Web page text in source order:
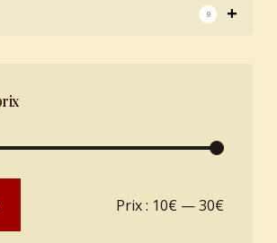
+
9
Prix : 10€ —30€